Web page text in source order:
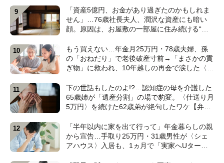
「資産5億円、お金があり過ぎたのかもしれま
せん」…76歳社長夫人、潤沢な資産にも暗い
顔。原因は、お屋敷の一部屋に住み続ける“跡
もう買えない…年金月25万円・78歳夫婦、孫
の「おねだり」で老後破産寸前→「まさかの貢
ぎ物」に救われ、10年越しの再会で涙した〈孫
下の世話もしたのよ!?…認知症の母を介護した
65歳姉が「遺産分割」の場で豹変。〈仕送り月
5万円〉を続けた62歳弟が絶句したワケ【弁護
「半年以内に家を出て行って」年金暮らしの親
から宣告…手取り25万円・31歳男性が〈シェ
アハウス〉入居も、1ヵ月で「実家へUター